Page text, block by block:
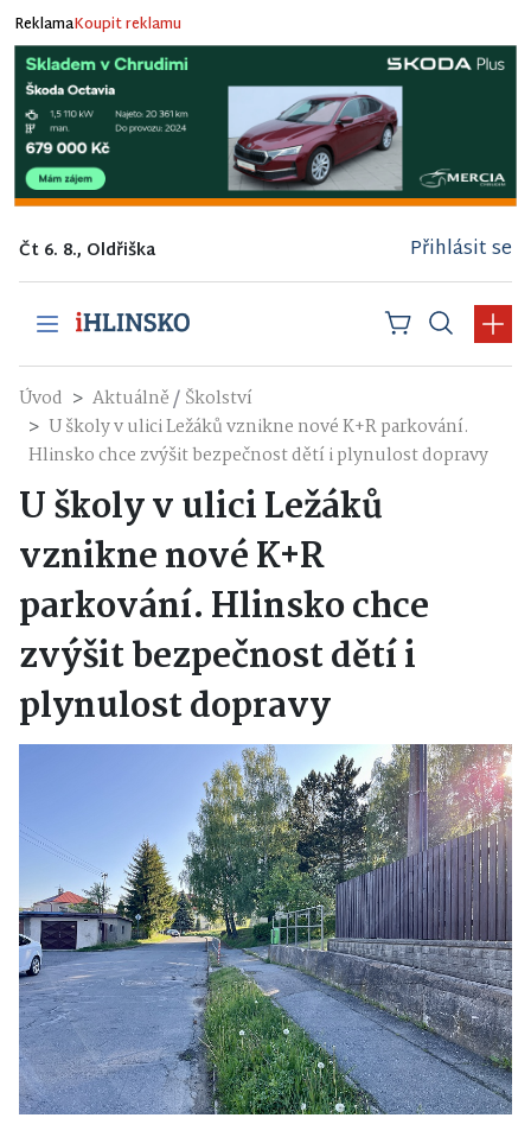
ReklamaKoupit reklamu
Čt 6. 8., Oldřiška Přihlásit se
Úvod Aktuálně/ Školství
U školy v ulici Ležáků vznikne nové K+R parkování.
Hlinsko chce zvýšit bezpečnost dětí i plynulost dopravy
U školy v ulici Ležáků
vznikne nové K+R
parkování. Hlinsko chce
zvýšit bezpečnost dětí i
plynulost dopravy